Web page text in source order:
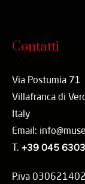
Contatti
Via Postumia 71
Villafranca di
Italy
Email:
T. +39 045
P.iva